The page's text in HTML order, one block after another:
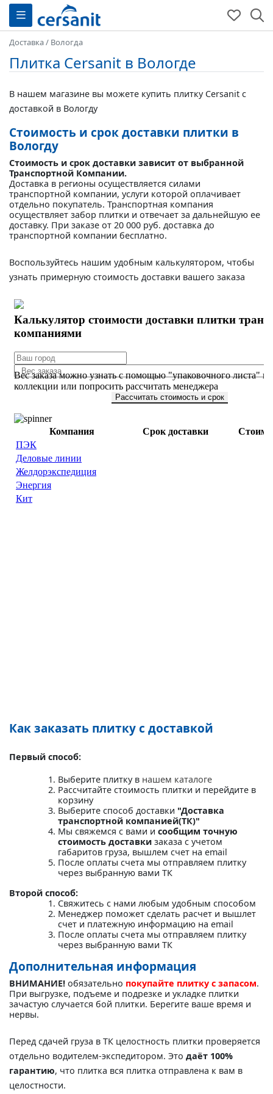
Доставка/ Вологда
Плитка Cersanit в Вологде
В нашем магазине вы можете купить плитку Cersanit с
доставкой в Вологду
Стоимость и срок доставки плитки в
Вологду
Стоимость и срок доставки зависит от выбранной
Транспортной Компании.
Доставка в регионы осуществляется силами
транспортной компании, услуги которой оплачивает
отдельно покупатель. Транспортная компания
осуществляет забор плитки и отвечает за дальнейшую ее
доставку. При заказе от 20 000 руб. доставка до
транспортной компании бесплатно.
Воспользуйтесь нашим удобным калькулятором, чтобы
узнать примерную стоимость доставки вашего заказа
Как заказать плитку с доставкой
Первый способ:
Выберите плитку в нашем каталоге
Рассчитайте стоимость плитки и перейдите в
корзину
Выберите способ доставки "Доставка
транспортной компанией(ТК)"
Мы свяжемся с вами и сообщим точную
стоимость доставки заказа с учетом
габаритов груза, вышлем счет на email
После оплаты счета мы отправляем плитку
через выбранную вами ТК
Второй способ:
Свяжитесь с нами любым удобным способом
Менеджер поможет сделать расчет и вышлет
счет и платежную информацию на email
После оплаты счета мы отправляем плитку
через выбранную вами ТК
Дополнительная информация
ВНИМАНИЕ! обязательно покупайте плитку с запасом.
При выгрузке, подъеме и подрезке и укладке плитки
зачастую случается бой плитки. Берегите ваше время и
нервы.
Перед сдачей груза в ТК целостность плитки проверяется
отдельно водителем-экспедитором. Это даёт 100%
гарантию, что плитка вся плитка отправлена к вам в
целостности.